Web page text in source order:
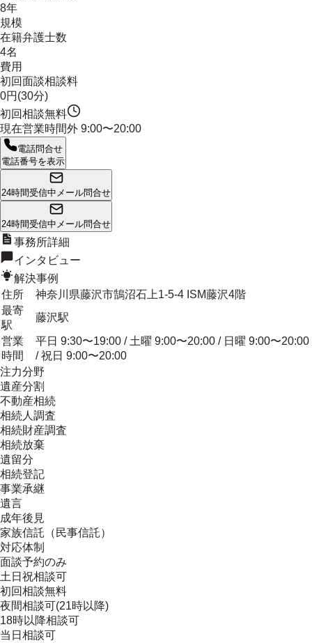
8年
規模
在籍弁護士数
4名
費用
初回面談相談料
0円(30分)
初回相談無料
現在営業時間外 9:00〜20:00
電話問合せ
電話番号を表示
24時間受信中 メール問合せ
24時間受信中 メール問合せ
事務所詳細
インタビュー
解決事例
住所
神奈川県藤沢市鵠沼石上1-5-4 ISM藤沢4階
最寄
駅
藤沢駅
営業
時間
平日 9:30〜19:00 / 土曜 9:00〜20:00 / 日曜 9:00〜20:00
/ 祝日 9:00〜20:00
注力分野
遺産分割
不動産相続
相続人調査
相続財産調査
相続放棄
遺留分
相続登記
事業承継
遺言
成年後見
家族信託（民事信託）
対応体制
面談予約のみ
土日祝相談可
初回相談無料
夜間相談可(21時以降)
18時以降相談可
当日相談可